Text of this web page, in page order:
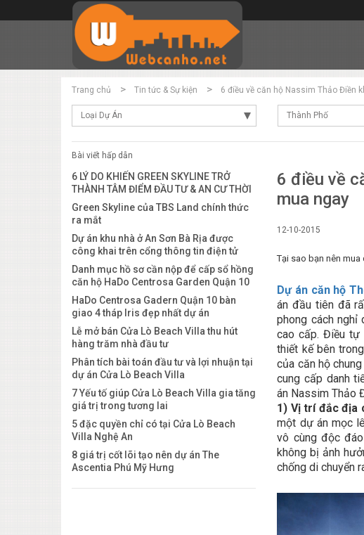
Trang chủ Tin tức & Sự kiện 6 điều về căn hộ Nassim Thảo Điền
Loại Dự Án Thành Phố
Bài viết hấp dẫn
6 LÝ DO KHIẾN GREEN SKYLINE TRỞ
THÀNH TÂM ĐIỂM ĐẦU TƯ & AN CƯ THỜI
ĐIỂM NÀY
Green Skyline của TBS Land chính thức
ra mắt
Dự án khu nhà ở An Sơn Bà Rịa được
công khai trên cổng thông tin điện tử
của tỉnh
Danh mục hồ sơ cần nộp để cấp sổ hồng
căn hộ HaDo Centrosa Garden Quận 10
HaDo Centrosa Gadern Quận 10 bàn
giao 4 tháp Iris đẹp nhất dự án
Lễ mở bán Cửa Lò Beach Villa thu hút
hàng trăm nhà đầu tư
Phân tích bài toán đầu tư và lợi nhuận tại
dự án Cửa Lò Beach Villa
7 Yếu tố giúp Cửa Lò Beach Villa gia tăng
giá trị trong tương lai
5 đặc quyền chỉ có tại Cửa Lò Beach
Villa Nghệ An
8 giá trị cốt lõi tạo nên dự án The
Ascentia Phú Mỹ Hưng
6 điều về
mua ngay
12-10-2015
Tại sao bạn nên
Dự án căn hộ
án đầu tiên đã
phong cách nghỉ
cao cấp. Điều tự
thiết kế bên
của căn hộ
cung cấp danh
án Nassim Thảo
1) Vị trí đắc địa
một dự án mọc
vô cùng độc
không bị ảnh
chống di chuyển